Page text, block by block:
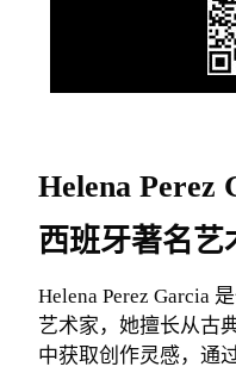
Helena Perez
西班牙著名艺
Helena Perez Garcia
艺术家，她擅长从古
中获取创作灵感，通